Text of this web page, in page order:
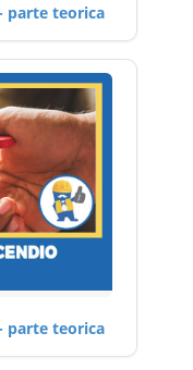
parte teorica
parte teorica